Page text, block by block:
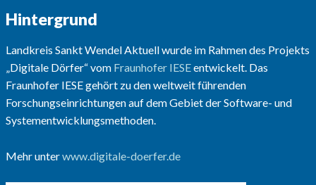
Hintergrund
Landkreis Sankt Wendel Aktuell wurde im Rahmen des Projekts
„Digitale Dörfer“ vom Fraunhofer IESEentwickelt. Das
Fraunhofer IESE gehört zu den weltweit führenden
Forschungseinrichtungen auf dem Gebiet der Software- und
Systementwicklungsmethoden.
Mehr unterwww.digitale-doerfer.de